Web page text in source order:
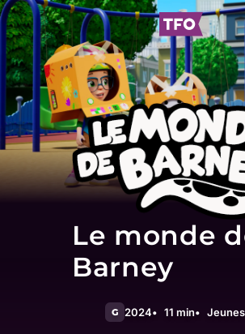
Le monde
Barney
G 2024 11 min